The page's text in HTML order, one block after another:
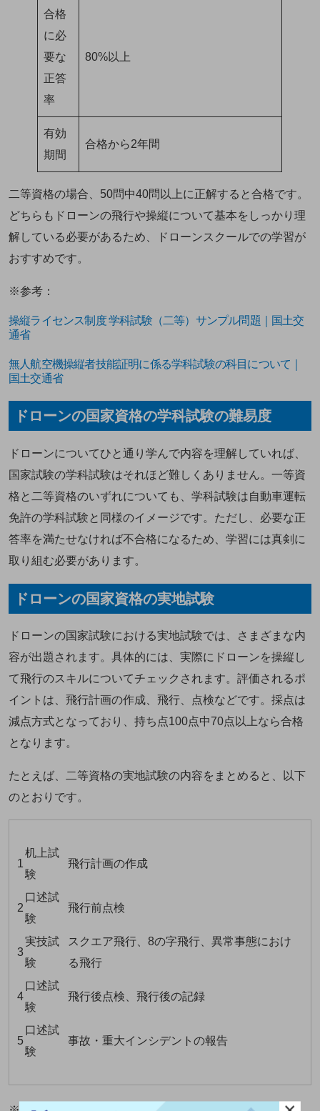
合格
に必
要な
正答
率
80%以上
有効
期間
合格から2年間
二等資格の場合、50問中40問以上に正解すると合格です。
どちらもドローンの飛行や操縦について基本をしっかり理
解している必要があるため、ドローンスクールでの学習が
おすすめです。
※参考：
操縦ライセンス制度 学科試験（二等）サンプル問題｜国土交
通省
無人航空機操縦者技能証明に係る学科試験の科目について｜
国土交通省
ドローンの国家資格の学科試験の難易度
ドローンについてひと通り学んで内容を理解していれば、
国家試験の学科試験はそれほど難しくありません。一等資
格と二等資格のいずれについても、学科試験は自動車運転
免許の学科試験と同様のイメージです。ただし、必要な正
答率を満たせなければ不合格になるため、学習には真剣に
取り組む必要があります。
ドローンの国家資格の実地試験
ドローンの国家試験における実地試験では、さまざまな内
容が出題されます。具体的には、実際にドローンを操縦し
て飛行のスキルについてチェックされます。評価されるポ
イントは、飛行計画の作成、飛行、点検などです。採点は
減点方式となっており、持ち点100点中70点以上なら合格
となります。
たとえば、二等資格の実地試験の内容をまとめると、以下
のとおりです。
1
机上試
験
飛行計画の作成
2
口述試
験
飛行前点検
3
実技試
験
スクエア飛行、8の字飛行、異常事態におけ
る飛行
4
口述試
験
飛行後点検、飛行後の記録
5
口述試
験
事故・重大インシデントの報告